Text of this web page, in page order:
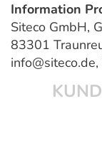
Information
Siteco GmbH,
83301